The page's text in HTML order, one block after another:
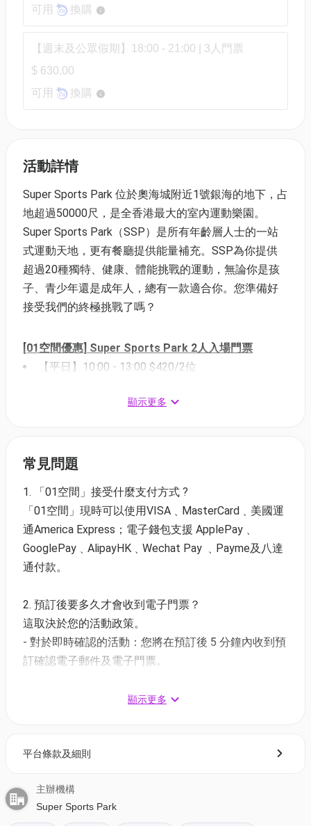
可用 換購
【週末及公眾假期】18:00 - 21:00 | 3人門票
$ 630.00
可用
換購
活動詳情
Super Sports Park 位於奧海城附近1號銀海的地下，占
地超過50000尺，是全香港最大的室內運動樂園。
Super Sports Park（SSP）是所有年齡層人士的一站
式運動天地，更有餐廳提供能量補充。SSP為你提供
超過20種獨特、健康、體能挑戰的運動，無論你是孩
子、青少年還是成年人，總有一款適合你。您準備好
接受我們的終極挑戰了嗎？
[01空間優惠] Super Sports Park 2人入場門票
【平日】10:00 - 13:00 $420/2位
【平日】18:00 - 21:00 $380/2位
【週末及公眾假期】18:00 - 21:00 $420/2位
[01空間優惠] Super Sports Park 3人入場門票
【平日】10:00 - 13:00 $630/3位
【平日】13:30 - 17:30 $750/3位
【平日】18:00 - 21:00 $570/3位
【週末及公眾假期】10:00 - 13:00 $780/3位
【週末及公眾假期】18:00 - 21:00 $630/3位
備註：【*低至半價/9折換購】 - 優惠適用指定活動門
票，以01積分抵扣方式付款。以上優惠價錢均以扣減
有關「01積分」的使用條款及細則，請詳閱
所有入場人士(4歲或以上)均須購票入場 一人一票
大小同價，9歲以下小童須成人購票陪同入場
顯示更多
常見問題
1. 「01空間」接受什麼支付方式 ?
「01空間」現時可以使用VISA﹑MasterCard﹑美國運
通America Express；電子錢包支援 ApplePay﹑
GooglePay﹑AlipayHK﹑Wechat Pay ﹑Payme及八達
通付款。
2. 預訂後要多久才會收到電子門票？
這取決於您的活動政策。
- 對於即時確認的活動：您將在預訂後 5 分鐘內收到預
訂確認電子郵件及電子門票。
1 - 3 個工作天內發送到您所登記的電郵地址。
- 會員可以下載《香港01》流動應用程式(APP) ，並以
按「門票」> 點擊相關活動電子門票；
- 透過訂單電郵內按「查看電子票」連結; 部份活動設
顯示更多
平台條款及細則
主辦機構
Super Sports Park